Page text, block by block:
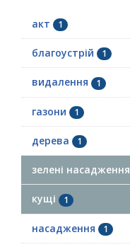
акт 1
благоустрій 1
видалення 1
газони 1
дерева 1
зелені насадження
кущі 1
насадження 1